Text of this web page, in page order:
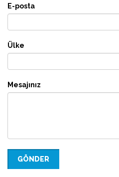
E-posta
Ülke
Mesajınız
GÖNDER